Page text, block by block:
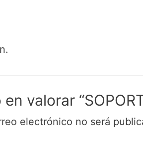
valorar
electrónico no será